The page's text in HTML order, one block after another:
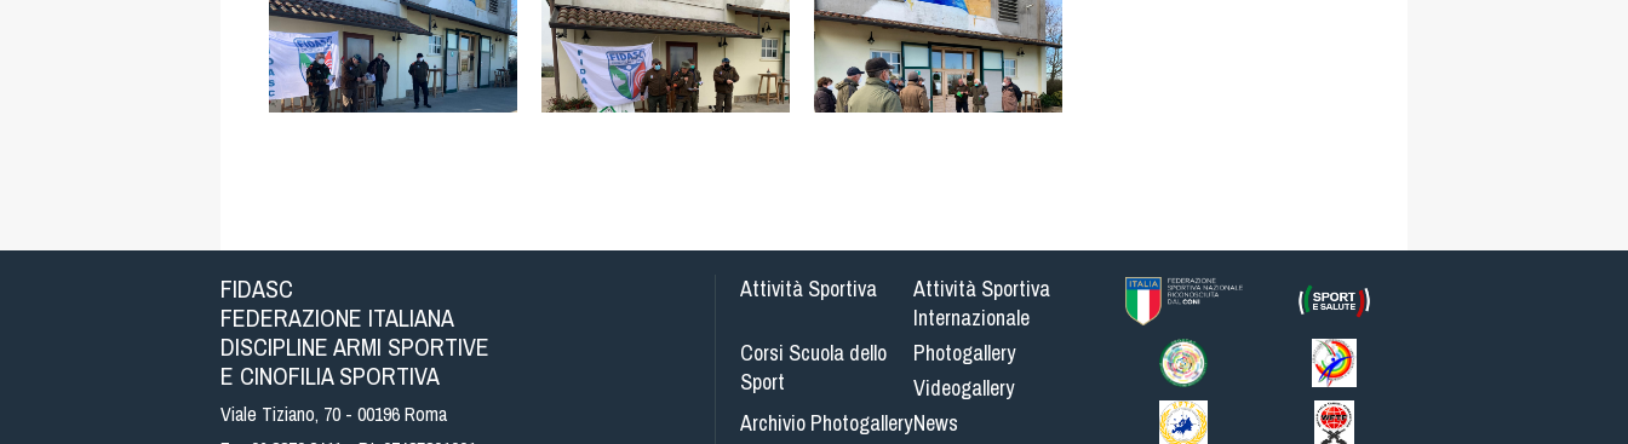
FIDASC
FEDERAZIONE ITALIANA
DISCIPLINE ARMI SPORTIVE
E CINOFILIA SPORTIVA
Viale Tiziano, 70 - 00196 Roma
Attività Sportiva
Attività Sportiva
Internazionale
Corsi Scuola dello
Sport
Photogallery
Videogallery
Archivio PhotogalleryNews